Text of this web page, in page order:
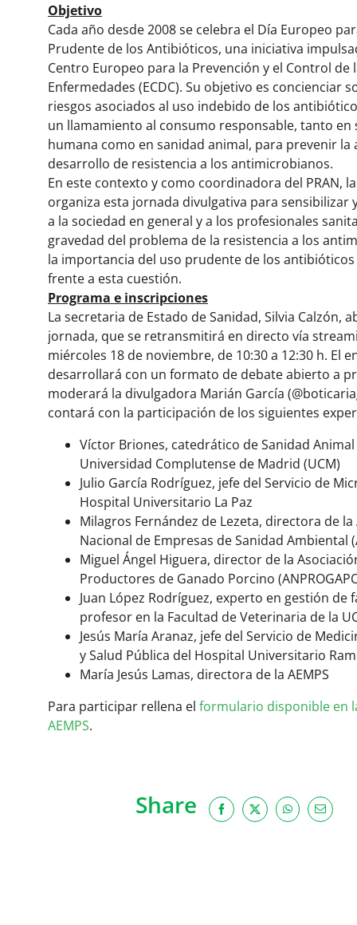
Objetivo
Cada año desde 2008 se celebra el Día Europeo
Prudente de los Antibióticos, una iniciativa
Centro Europeo para la Prevención y el Control de
Enfermedades (ECDC). Su objetivo es concienciar
riesgos asociados al uso indebido de los
un llamamiento al consumo responsable, tanto en
humana como en sanidad animal, para prevenir la
desarrollo de resistencia a los antimicrobianos.
En este contexto y como coordinadora del PRAN, la
organiza esta jornada divulgativa para sensibilizar
a la sociedad en general y a los profesionales
gravedad del problema de la resistencia a los
la importancia del uso prudente de los
frente a esta cuestión.
Programa e inscripciones
La secretaria de Estado de Sanidad, Silvia Calzón,
jornada, que se retransmitirá en directo vía
miércoles 18 de noviembre, de 10:30 a 12:30 h. El
desarrollará con un formato de debate abierto a
moderará la divulgadora Marián García
contará con la participación de los siguientes
Víctor Briones, catedrático de Sanidad
Universidad Complutense de Madrid (UCM)
Julio García Rodríguez, jefe del Servicio de
Hospital Universitario La Paz
Milagros Fernández de Lezeta, directora de la
Nacional de Empresas de Sanidad Ambiental
Miguel Ángel Higuera, director de la
Productores de Ganado Porcino
Juan López Rodríguez, experto en gestión de
profesor en la Facultad de Veterinaria de la
Jesús María Aranaz, jefe del Servicio de
y Salud Pública del Hospital Universitario
María Jesús Lamas, directora de la AEMPS
Para participar rellena el formulario disponible en
AEMPS.
Share Facebook
X WhatsApp
Email